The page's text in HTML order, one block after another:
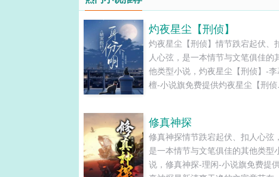
灼夜星尘【刑侦】
灼夜星尘【刑侦】情节跌宕起伏、
人心弦，是一本情节与文笔俱佳的
他类型小说，灼夜星尘【刑侦】-李
檀-小说旗免费提供灼夜星尘【刑侦
修真神探
修真神探情节跌宕起伏、扣人心弦，
是一本情节与文笔俱佳的其他类型
说，修真神探-理闲-小说旗免费提